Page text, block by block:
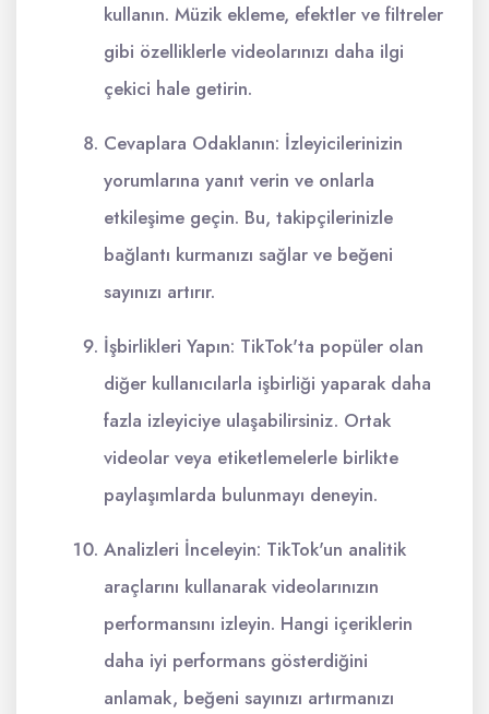
kullanın. Müzik ekleme, efektler ve filtreler
gibi özelliklerle videolarınızı daha ilgi
çekici hale getirin.
Cevaplara Odaklanın: İzleyicilerinizin
yorumlarına yanıt verin ve onlarla
etkileşime geçin. Bu, takipçilerinizle
bağlantı kurmanızı sağlar ve beğeni
sayınızı artırır.
İşbirlikleri Yapın: TikTok'ta popüler olan
diğer kullanıcılarla işbirliği yaparak daha
fazla izleyiciye ulaşabilirsiniz. Ortak
videolar veya etiketlemelerle birlikte
paylaşımlarda bulunmayı deneyin.
Analizleri İnceleyin: TikTok'un analitik
araçlarını kullanarak videolarınızın
performansını izleyin. Hangi içeriklerin
daha iyi performans gösterdiğini
anlamak, beğeni sayınızı artırmanızı